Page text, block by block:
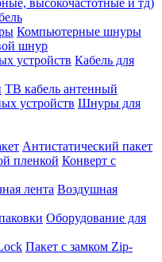
высокочастотные и тд)
Компьютерные шнуры
шнур
Кабель для
ТВ кабель антенный
Шнуры для
Антистатический пакет
Конверт с
Воздушная
Оборудование для
Пакет с замком Zip-